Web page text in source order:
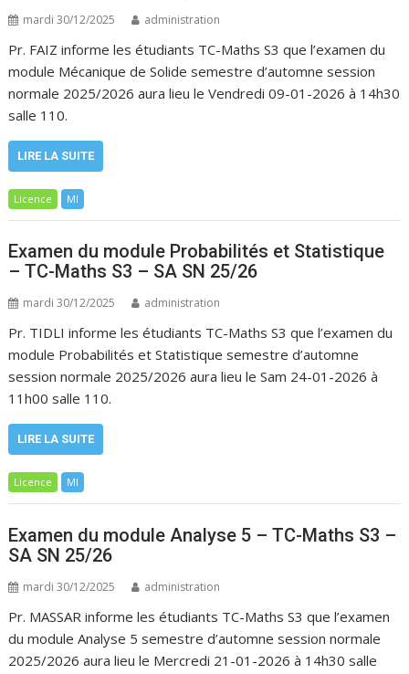
mardi 30/12/2025 administration
Pr. FAIZ informe les étudiants TC-Maths S3 que l’examen du
module Mécanique de Solide semestre d’automne session
normale 2025/2026 aura lieu le Vendredi 09-01-2026 à 14h30
salle 110.
LIRE LA SUITE
Licence MI
Examen du module Probabilités et Statistique
– TC-Maths S3 – SA SN 25/26
mardi 30/12/2025 administration
Pr. TIDLI informe les étudiants TC-Maths S3 que l’examen du
module Probabilités et Statistique semestre d’automne
session normale 2025/2026 aura lieu le Sam 24-01-2026 à
11h00 salle 110.
LIRE LA SUITE
Licence MI
Examen du module Analyse 5 – TC-Maths S3 –
SA SN 25/26
mardi 30/12/2025 administration
Pr. MASSAR informe les étudiants TC-Maths S3 que l’examen
du module Analyse 5 semestre d’automne session normale
2025/2026 aura lieu le Mercredi 21-01-2026 à 14h30 salle